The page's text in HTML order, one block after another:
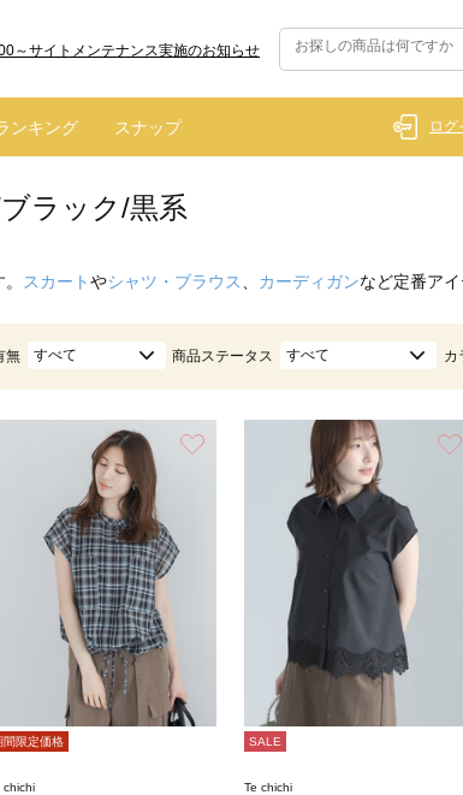
～サイトメンテナンス実施のお知らせ
マト運輸の配送遅延・停止について
ンキング スナップ ログ
ラック/黒系
スカートやシャツ・ブラウス カーディガンなど定番ア
無 すべて 商品ステータス すべて カ
間限定価格
chichi
SALE
Te chichi